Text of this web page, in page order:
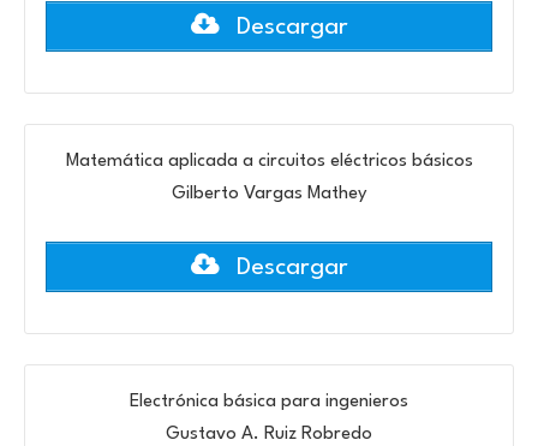
Descargar
Matemática aplicada a circuitos eléctricos básicos
Gilberto Vargas Mathey
Descargar
Electrónica básica para ingenieros
Gustavo A. Ruiz Robredo